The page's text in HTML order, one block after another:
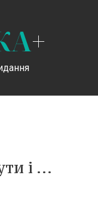
+
і …